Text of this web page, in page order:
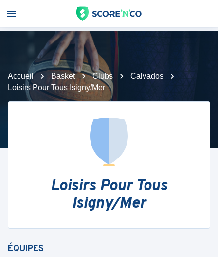
Accueil Basket Clubs
Calvados
Loisirs Pour Tous Isigny/Mer
Loisirs Pour Tous
Isigny/Mer
ÉQUIPES